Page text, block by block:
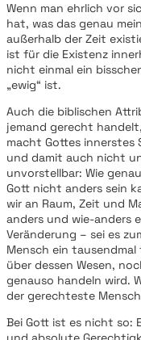
Wenn man ehrlich vor
hat, was das genau
außerhalb der Zeit
ist für die Existenz
nicht einmal ein
„ewig“ ist.
Auch die biblischen
jemand gerecht
macht Gottes innerstes
und damit auch nicht
unvorstellbar: Wie
Gott nicht anders sein
wir an Raum, Zeit und
anders und wie-anders
Veränderung – sei es
Mensch ein
über dessen Wesen,
genauso handeln wird.
der gerechteste
Bei Gott ist es nicht so: